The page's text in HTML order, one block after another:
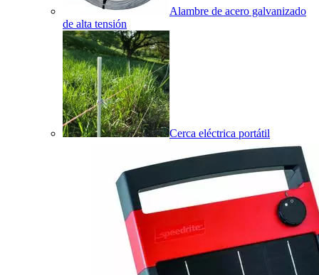
Alambre de acero galvanizado
de alta tensión
Cerca eléctrica portátil